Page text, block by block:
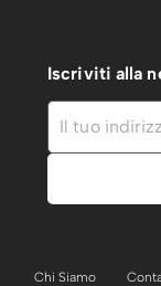
Iscriviti alla
Chi Siamo